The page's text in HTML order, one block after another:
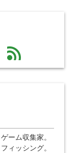
feed
ーム収集家。
ィッシング。